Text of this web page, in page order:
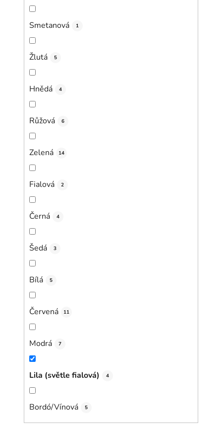
Smetanová 1
Žlutá 5
Hnědá 4
Růžová 6
Zelená 14
Fialová 2
Černá 4
Šedá 3
Bílá 5
Červená 11
Modrá 7
Lila (světle fialová) 4
Bordó/Vínová 5